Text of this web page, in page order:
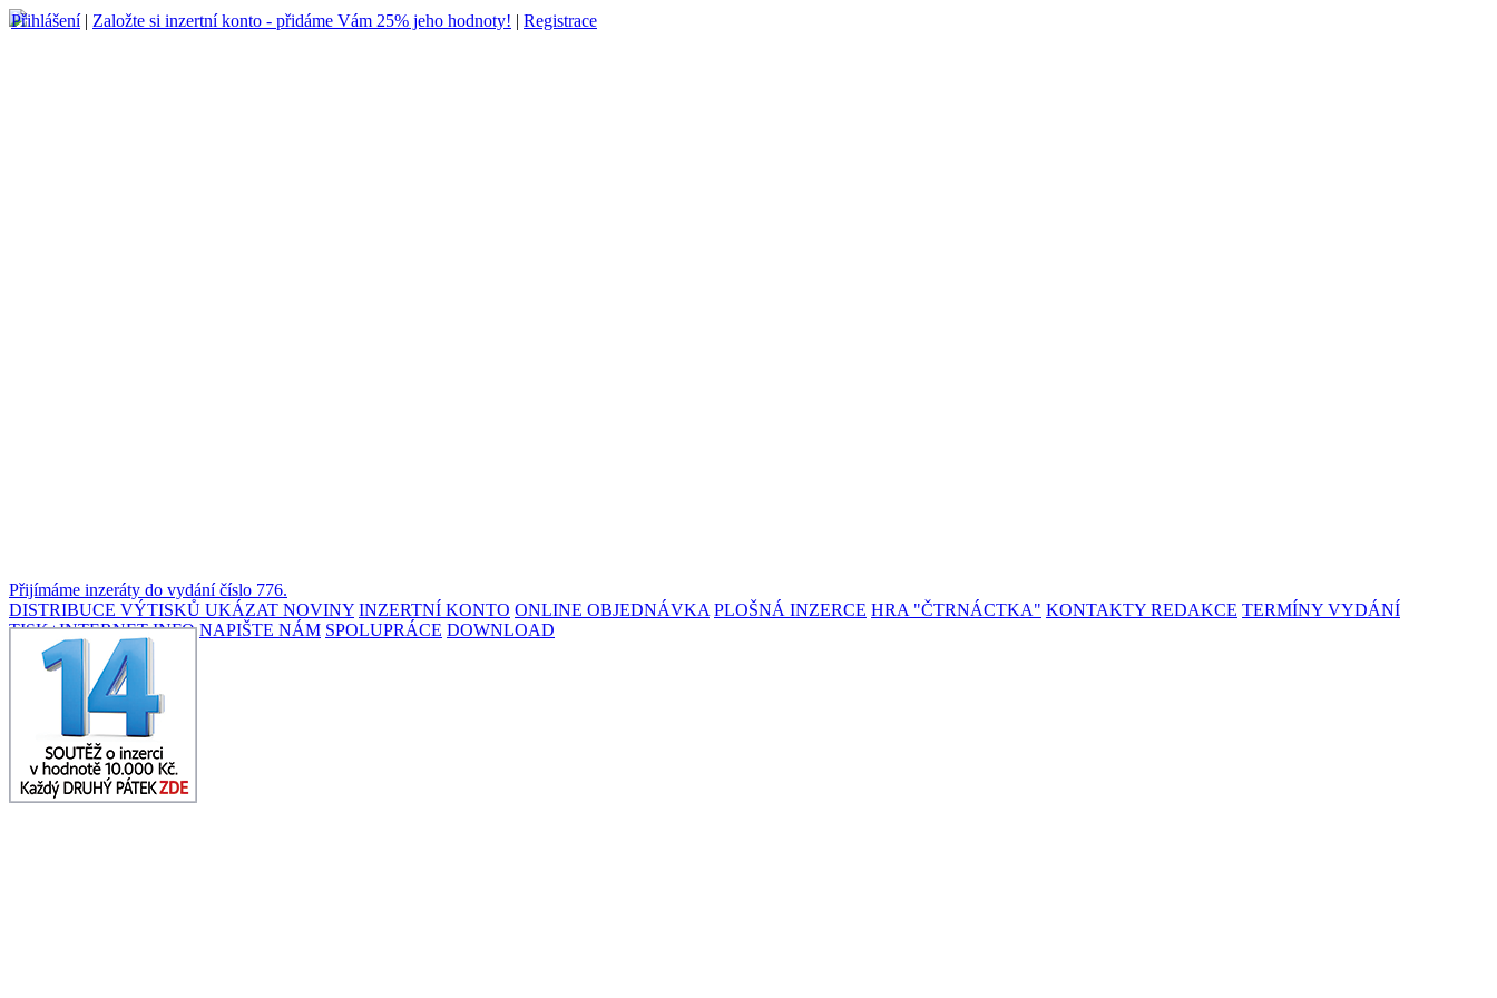
Přihlášení| Založte si inzertní konto - přidáme Vám 25% jeho hodnoty! | Registrace
Přijímáme inzeráty do vydání číslo 776.
DISTRIBUCE VÝTISKŮ UKÁZAT NOVINY INZERTNÍ KONTO ONLINE OBJEDNÁVKA PLOŠNÁ INZERCE HRA "ČTRNÁCTKA" KONTAKTY REDAKCE TERMÍNY VYDÁNÍ
TISK+INTERNET INFO NAPIŠTE NÁM SPOLUPRÁCE DOWNLOAD